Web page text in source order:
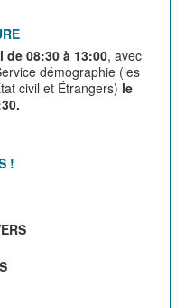
08:30 à 13:00, avec
démographie (les
civil et Étrangers) le
!